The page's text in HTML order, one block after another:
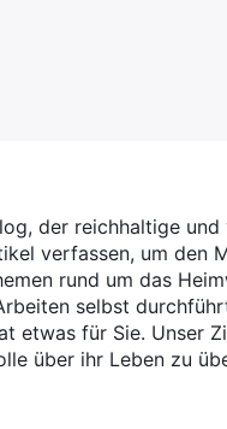
der reichhaltige
verfassen, um den
rund um das
selbst
etwas für Sie. Unser
über ihr Leben zu